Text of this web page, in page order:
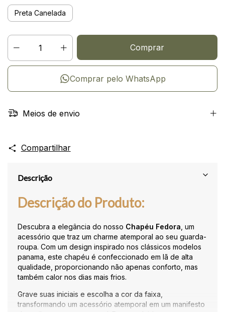
Preta Canelada
Comprar pelo WhatsApp
Meios de envio
Compartilhar
Descrição
Descrição do Produto:
Descubra a elegância do nosso Chapéu Fedora , um
acessório que traz um charme atemporal ao seu guarda-
roupa. Com um design inspirado nos clássicos modelos
panama, este chapéu é confeccionado em lã de alta
qualidade, proporcionando não apenas conforto, mas
também calor nos dias mais frios.
Grave suas iniciais e escolha a cor da faixa,
transformando um acessório atemporal em um manifesto